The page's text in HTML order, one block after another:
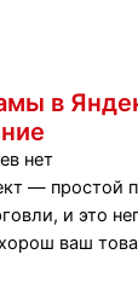
в
нет
— простой
и это
ваш